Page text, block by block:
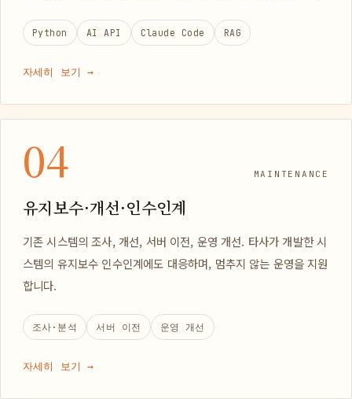
Python AI API Claude Code RAG
자세히 보기 →
04 MAINTENANCE
유지보수·개선·인수인계
기존 시스템의 조사, 개선, 서버 이전, 운영 개선. 타사가 개발한 시
스템의 유지보수 인수인계에도 대응하며, 멈추지 않는 운영을 지원
합니다.
조사·분석 서버 이전 운영 개선
자세히 보기 →